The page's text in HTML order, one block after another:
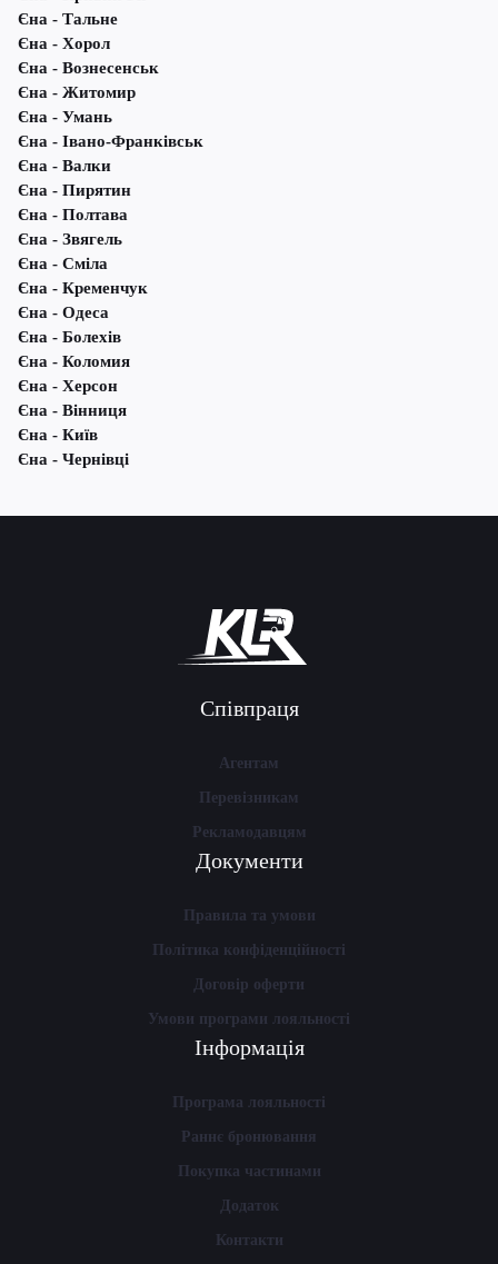
Єна - Тальне
Єна - Хорол
Єна - Вознесенськ
Єна - Житомир
Єна - Умань
Єна - Івано-Франківськ
Єна - Валки
Єна - Пирятин
Єна - Полтава
Єна - Звягель
Єна - Сміла
Єна - Кременчук
Єна - Одеса
Єна - Болехів
Єна - Коломия
Єна - Херсон
Єна - Вінниця
Єна - Київ
Єна - Чернівці
Співпраця
Агентам
Перевізникам
Рекламодавцям
Документи
Правила та умови
Політика конфіденційності
Договір оферти
Умови програми лояльності
Інформація
Програма лояльності
Раннє бронювання
Покупка частинами
Додаток
Контакти